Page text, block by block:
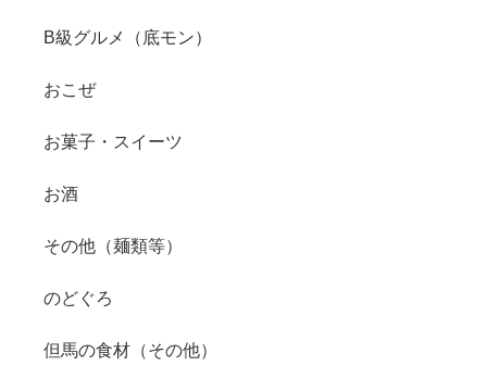
B級グルメ（底モン）
おこぜ
お菓子・スイーツ
お酒
その他（麺類等）
のどぐろ
但馬の食材（その他）